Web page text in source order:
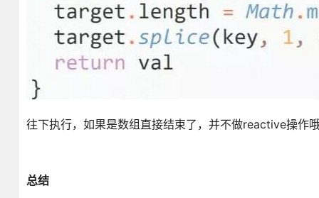
往下执行，如果是数组直接结束了，并不做reactive操作
总结